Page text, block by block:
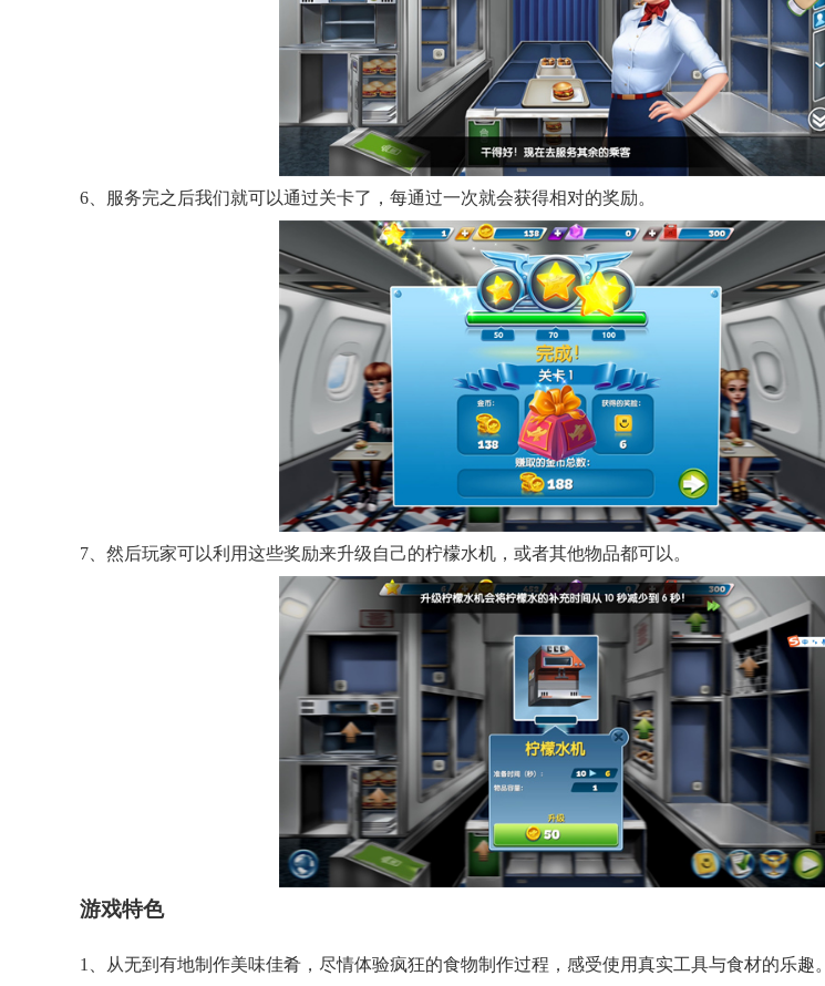
6、服务完之后我们就可以通过关卡了，每通过一次就会获得相对的奖励。
7、然后玩家可以利用这些奖励来升级自己的柠檬水机，或者其他物品都可以。
游戏特色
1、从无到有地制作美味佳肴，尽情体验疯狂的食物制作过程，感受使用真实工具与食材的乐趣。